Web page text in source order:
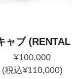
ャブ
¥100,000
(税込¥110,000)